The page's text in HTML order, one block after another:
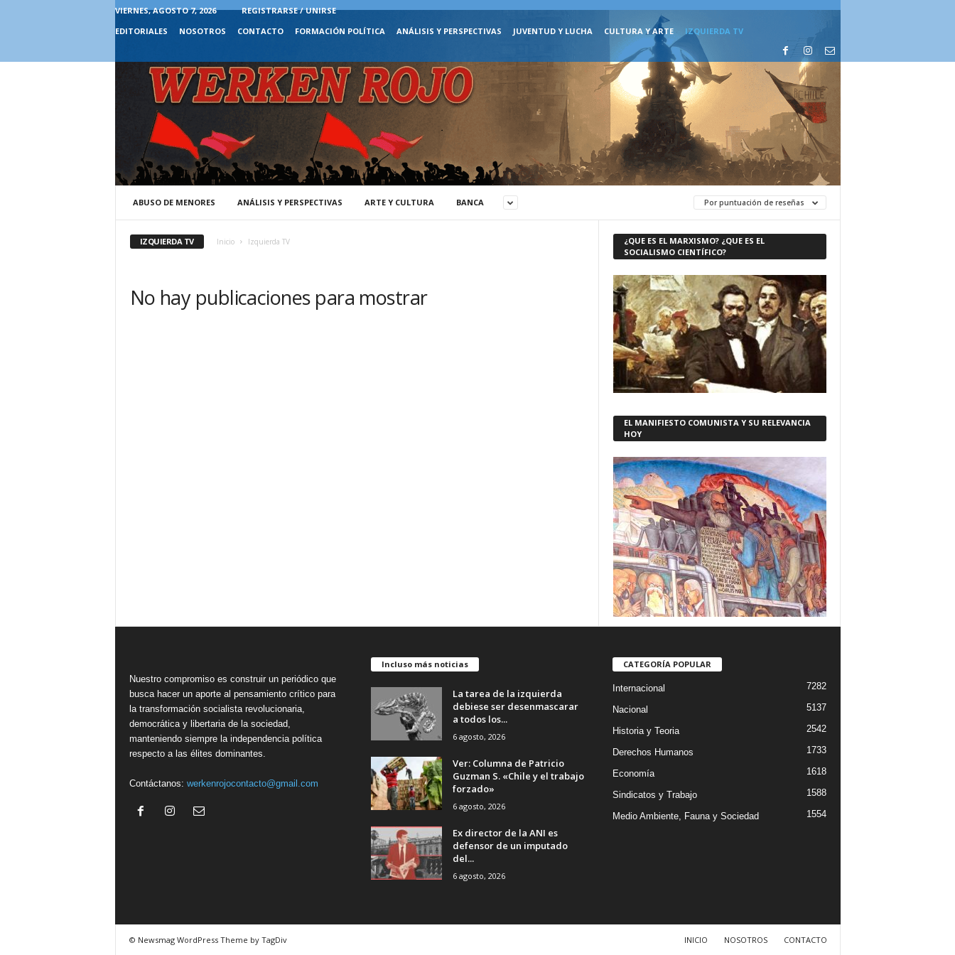
VIERNES, AGOSTO 7, 2026
REGISTRARSE / UNIRSE
EDITORIALES
NOSOTROS CONTACTO FORMACIÓN POLÍTICA ANÁLISIS Y PERSPECTIVAS JUVENTUD Y LUCHA CULTURA Y ARTE IZQUIERDA TV
ABUSO DE MENORES ANÁLISIS Y PERSPECTIVAS ARTE Y CULTURA BANCA Por puntuación de reseñas
IZQUIERDA TV Inicio Izquierda TV
No hay publicaciones para mostrar
¿QUE ES EL MARXISMO? ¿QUE ES EL
SOCIALISMO CIENTÍFICO?
EL MANIFIESTO COMUNISTA Y SU RELEVANCIA
HOY
Nuestro compromiso es construir un periódico que
busca hacer un aporte al pensamiento crítico para
la transformación socialista revolucionaria,
democrática y libertaria de la sociedad,
manteniendo siempre la independencia política
respecto a las élites dominantes.
Contáctanos: werkenrojocontacto@gmail.com
Incluso más noticias
La tarea de la izquierda
debiese ser desenmascarar
a todos los...
6 agosto, 2026
Ver: Columna de Patricio
Guzman S. «Chile y el trabajo
forzado»
6 agosto, 2026
Ex director de la ANI es
defensor de un imputado
del...
6 agosto, 2026
CATEGORÍA POPULAR
Internacional 7282
Nacional 5137
Historia y Teoria 2542
Derechos Humanos 1733
Economía 1618
Sindicatos y Trabajo 1588
Medio Ambiente, Fauna y Sociedad 1554
INICIO NOSOTROS CONTACTO
© Newsmag WordPress Theme by TagDiv